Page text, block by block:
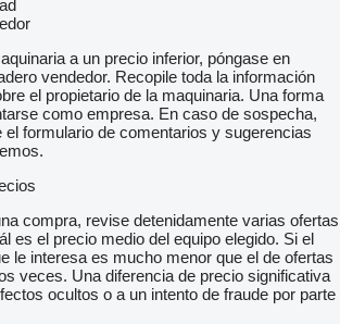
a un precio inferior, póngase en
vendedor. Recopile toda la información
el propietario de la maquinaria. Una forma
como empresa. En caso de sospecha,
el formulario de comentarios y sugerencias
compra, revise detenidamente varias ofertas
es el precio medio del equipo elegido. Si el
le interesa es mucho menor que el de ofertas
veces. Una diferencia de precio significativa
ocultos o a un intento de fraude por parte